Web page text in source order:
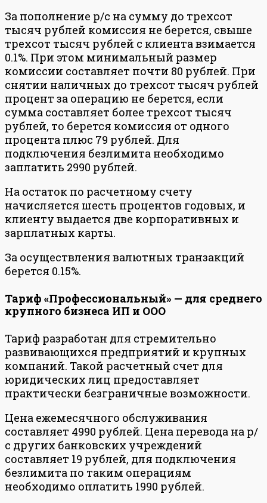
За пополнение р/с на сумму до трехсот
тысяч рублей комиссия не берется, свыше
трехсот тысяч рублей с клиента взимается
0.1%. При этом минимальный размер
комиссии составляет почти 80 рублей. При
снятии наличных до трехсот тысяч рублей
процент за операцию не берется, если
сумма составляет более трехсот тысяч
рублей, то берется комиссия от одного
процента плюс 79 рублей. Для
подключения безлимита необходимо
заплатить 2990 рублей.
На остаток по расчетному счету
начисляется шесть процентов годовых, и
клиенту выдается две корпоративных и
зарплатных карты.
За осуществления валютных транзакций
берется 0.15%.
Тариф «Профессиональный» — для среднего
крупного бизнеса ИП и ООО
Тариф разработан для стремительно
развивающихся предприятий и крупных
компаний. Такой расчетный счет для
юридических лиц предоставляет
практически безграничные возможности.
Цена ежемесячного обслуживания
составляет 4990 рублей. Цена перевода на р/
с других банковских учреждений
составляет 19 рублей, для подключения
безлимита по таким операциям
необходимо оплатить 1990 рублей.